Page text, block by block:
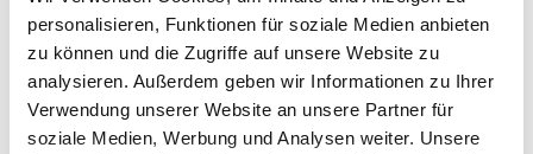
personalisieren, Funktionen für soziale Medien anbieten
zu können und die Zugriffe auf unsere Website zu
analysieren. Außerdem geben wir Informationen zu Ihrer
Verwendung unserer Website an unsere Partner für
soziale Medien, Werbung und Analysen weiter. Unsere
STIFTSCHRAUBE DIN 939 10.9